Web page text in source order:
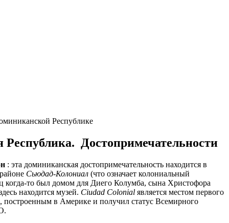
Республике
Достопримечательности
: эта доминиканская достопримечательность находится в
Сьюдад-Колониал (что означает колониальный
когда-то был домом для Диего Колумба, сына Христофора
находится музей. Ciudad Colonial является местом первого
построенным в Америке и получил статус Всемирного